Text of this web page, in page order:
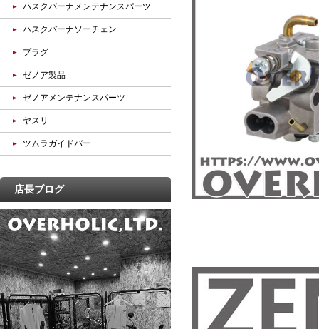
ハスクバーナメンテナンスパーツ
ハスクバーナソーチェン
プラグ
ゼノア製品
ゼノアメンテナンスパーツ
ヤスリ
ツムラガイドバー
店長ブログ